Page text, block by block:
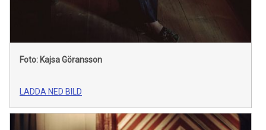
Foto: Kajsa Göransson
LADDA NED BILD